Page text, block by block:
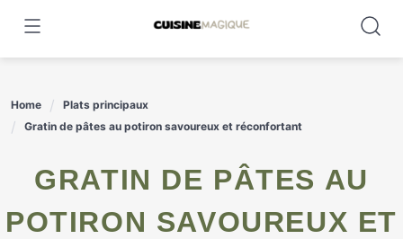
content
Home
Plats principaux
Gratin de pâtes au potiron savoureux et réconfortant
GRATIN DE PÂTES AU
POTIRON SAVOUREUX ET